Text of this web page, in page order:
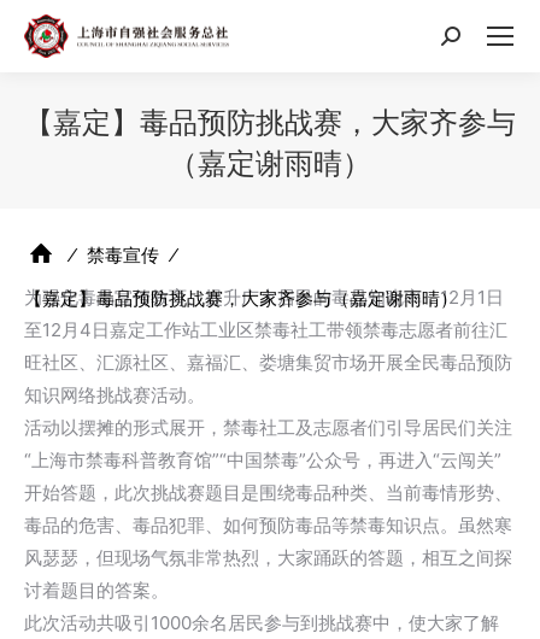
搜
【嘉定】毒品预防挑战赛，大家齐参与
（嘉定谢雨晴）
⁄ 禁毒宣传 ⁄
【嘉定】毒品预防挑战赛，大家齐参与（嘉定谢雨晴）
为强化毒品宣传教育、提升广大居民的毒品知晓率，12月1日
至12月4日嘉定工作站工业区禁毒社工带领禁毒志愿者前往汇
旺社区、汇源社区、嘉福汇、娄塘集贸市场开展全民毒品预防
知识网络挑战赛活动。
活动以摆摊的形式展开，禁毒社工及志愿者们引导居民们关注
“上海市禁毒科普教育馆”“中国禁毒”公众号，再进入“云闯关”
开始答题，此次挑战赛题目是围绕毒品种类、当前毒情形势、
毒品的危害、毒品犯罪、如何预防毒品等禁毒知识点。虽然寒
风瑟瑟，但现场气氛非常热烈，大家踊跃的答题，相互之间探
讨着题目的答案。
此次活动共吸引1000余名居民参与到挑战赛中，使大家了解